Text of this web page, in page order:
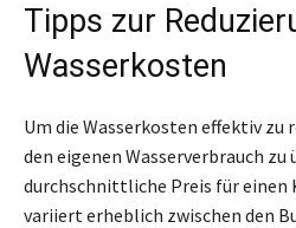
Tipps zur
Wasserkosten
Um die Wasserkosten effektiv zu
den eigenen Wasserverbrauch zu
durchschnittliche Preis für einen
variiert erheblich zwischen den